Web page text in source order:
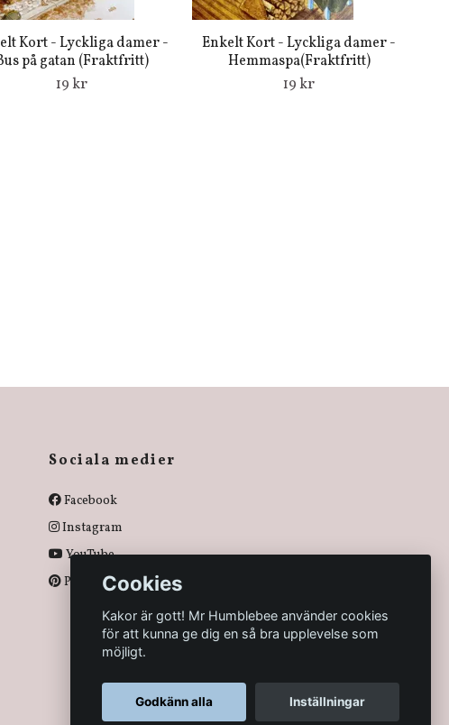
Kort - Lyckliga damer -
på gatan (Fraktfritt)
19 kr
Enkelt Kort - Lyckliga damer -
Hemmaspa(Fraktfritt)
19 kr
Sociala medier
Facebook
Instagram
YouTube
PinterestCookies
Kakor är gott! Mr Humblebee använder cookies
för att kunna ge dig en så bra upplevelse som
möjligt.
Godkänn alla Inställningar